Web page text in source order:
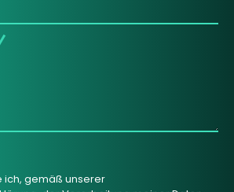
ich, gemäß unserer